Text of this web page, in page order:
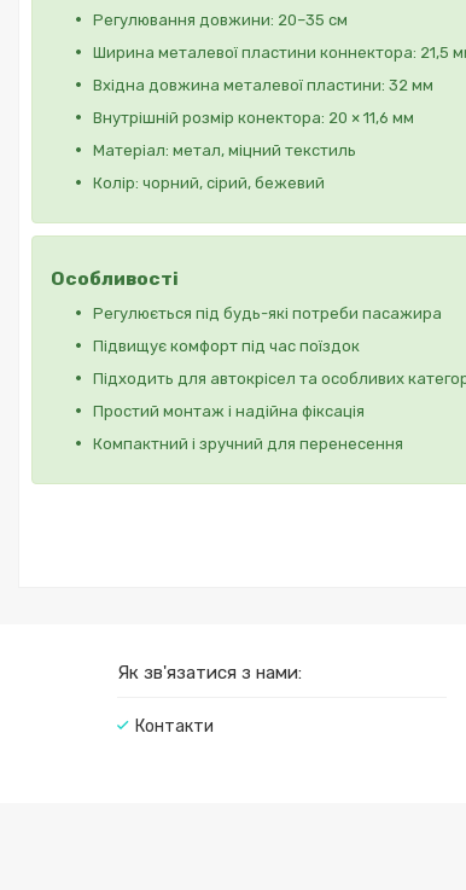
Регулювання довжини: 20–35 см
Ширина металевої пластини коннектора: 21,5
Вхідна довжина металевої пластини: 32 мм
Внутрішній розмір конектора: 20 × 11,6 мм
Матеріал: метал, міцний текстиль
Колір: чорний, сірий, бежевий
Особливості
Регулюється під будь-які потреби пасажира
Підвищує комфорт під час поїздок
Підходить для автокрісел та особливих
Простий монтаж і надійна фіксація
Компактний і зручний для перенесення
Як зв'язатися з нами:
Контакти